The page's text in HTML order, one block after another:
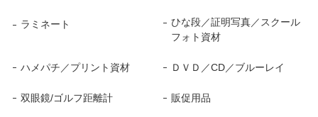
ラミネート
ひな段／証明写真／スクール
フォト資材
ハメパチ／プリント資材 ＤＶＤ／CD／ブルーレイ
双眼鏡/ゴルフ距離計 販促用品